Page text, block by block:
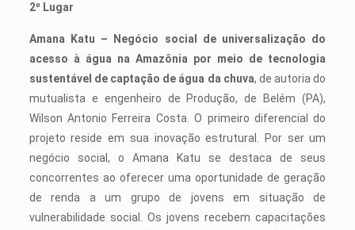
2º Lugar
Amana Katu – Negócio social de universalização do
acesso à água na Amazônia por meio de tecnologia
sustentável de captação de água da chuva, de autoria do
mutualista e engenheiro de Produção, de Belém (PA),
Wilson Antonio Ferreira Costa. O primeiro diferencial do
projeto reside em sua inovação estrutural. Por ser um
negócio social, o Amana Katu se destaca de seus
concorrentes ao oferecer uma oportunidade de geração
de renda a um grupo de jovens em situação de
vulnerabilidade social. Os jovens recebem capacitações